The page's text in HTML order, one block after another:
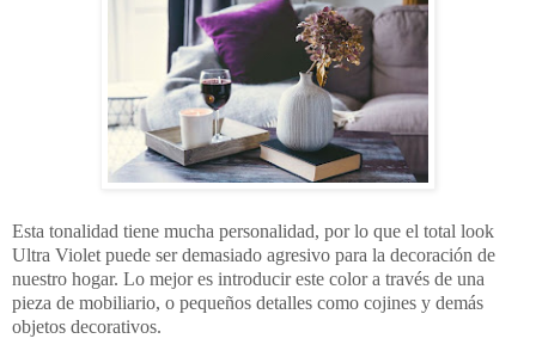
Esta tonalidad tiene mucha personalidad, por lo que el total look
Ultra Violet puede ser demasiado agresivo para la decoración de
nuestro hogar. Lo mejor es introducir este color a través de una
pieza de mobiliario, o pequeños detalles como cojines y demás
objetos decorativos.